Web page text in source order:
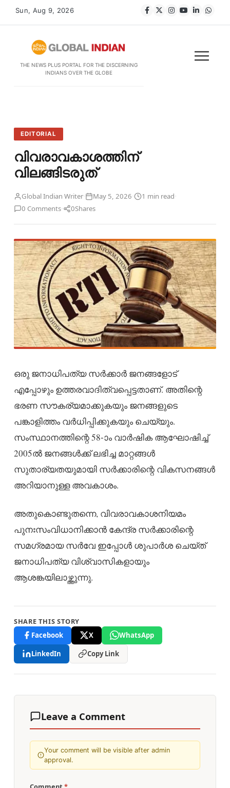
Sun, Aug 9, 2026
THE NEWS PLUS PORTAL FOR THE DISCERNING
INDIANS OVER THE GLOBE
EDITORIAL
വിവരാവകാശത്തിന്
വിലങ്ങിടരുത്
Global Indian Writer· May 5, 2026· 1 min read·
0 Comments· 0Shares
ഒരു ജനാധിപത്യ സർക്കാർ ജനങ്ങളോട്
എപ്പോഴും ഉത്തരവാദിത്വപ്പെട്ടതാണ്. അതിന്റെ
ഭരണ സൗകര്യമാക്കുകയും ജനങ്ങളുടെ
പങ്കാളിത്തം വർധിപ്പിക്കുകയും ചെയ്യും.
സംസ്ഥാനത്തിന്റെ 58-ാം വാർഷിക ആഘോഷിച്ച്
2005ൽ ജനങ്ങൾക്ക് ലഭിച്ച മാറ്റങ്ങൾ
സുതാര്യതയുമായി സർക്കാരിന്റെ വികസനങ്ങൾ
അറിയാനുള്ള അവകാശം.
അതുകൊണ്ടുതന്നെ, വിവരാവകാശനിയമം
പുനഃസംവിധാനിക്കാൻ കേന്ദ്ര സർക്കാരിന്റെ
സമഗ്രമായ സർവേ ഇപ്പോൾ ശുപാർശ ചെയ്ത്
ജനാധിപത്യ വിശ്വാസികളായും
ആശങ്കയിലാഴ്ത്തുന്നു.
SHARE THIS STORY
Facebook
X
WhatsApp
LinkedIn
Copy Link
Leave a Comment
Your comment will be visible after admin
approval.